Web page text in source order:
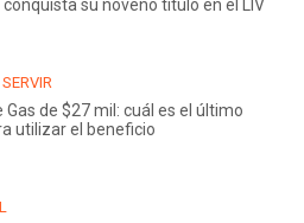
conquista su noveno título en el LIV
Gas de $27 mil: cuál es el último
utilizar el beneficio